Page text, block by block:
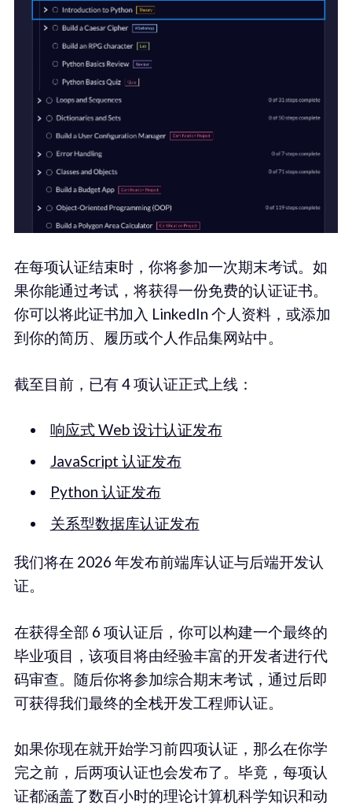
在每项认证结束时，你将参加一次期末考试。如
果你能通过考试，将获得一份免费的认证证书。
你可以将此证书加入 LinkedIn 个人资料，或添加
到你的简历、履历或个人作品集网站中。
截至目前，已有 4 项认证正式上线：
响应式 Web 设计认证发布
JavaScript 认证发布
Python 认证发布
关系型数据库认证发布
我们将在 2026 年发布前端库认证与后端开发认
证。
在获得全部 6 项认证后，你可以构建一个最终的
毕业项目，该项目将由经验丰富的开发者进行代
码审查。随后你将参加综合期末考试，通过后即
可获得我们最终的全栈开发工程师认证。
如果你现在就开始学习前四项认证，那么在你学
完之前，后两项认证也会发布了。毕竟，每项认
证都涵盖了数百小时的理论计算机科学知识和动